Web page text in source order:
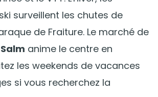
surveillent les chutes de
de Fraiture. Le marché de
anime le centre en
les weekends de vacances
si vous recherchez la